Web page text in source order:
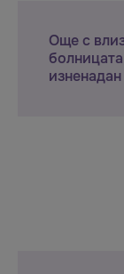
Още с
изненадан